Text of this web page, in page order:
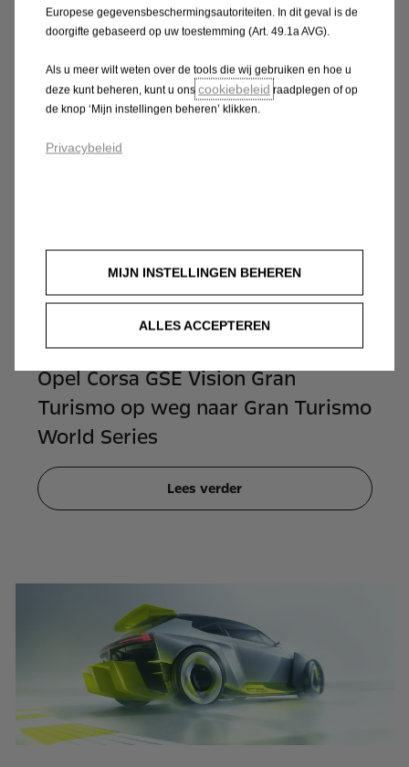
Thyrsa Eertmans: “We sluiten het
seizoen af met een positieve noot”
Lees verder
Opel Corsa GSE Vision Gran
Turismo op weg naar Gran Turismo
World Series
Lees verder
Europese gegevensbeschermingsautoriteiten. In dit geval is de
doorgifte gebaseerd op uw toestemming (Art. 49.1a AVG).
Als u meer wilt weten over de tools die wij gebruiken en hoe u
deze kunt beheren, kunt u ons cookiebeleid raadplegen of op
de knop ‘Mijn instellingen beheren’ klikken.
Privacybeleid
MIJN INSTELLINGEN BEHEREN
ALLES ACCEPTEREN